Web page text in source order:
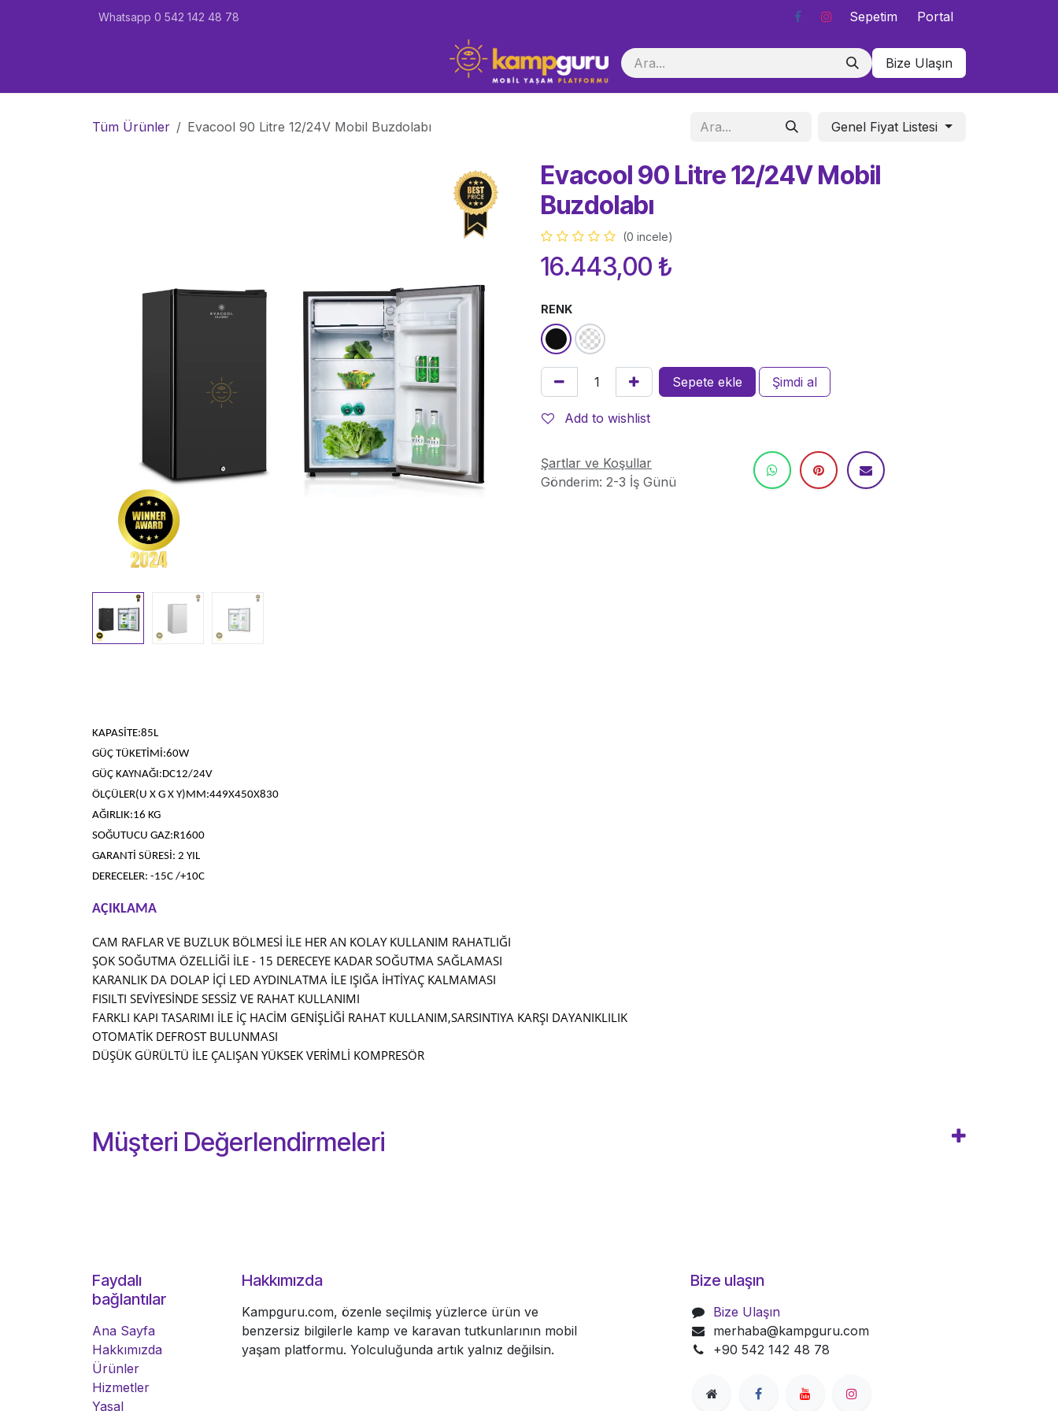
Whatsapp 0 542 142 48 78 Sepetim Portal
Bize Ulaşın
Tüm Ürünler Evacool 90 Litre 12/24V Mobil Buzdolabı Genel Fiyat Listesi
Evacool 90 Litre 12/24V Mobil
Buzdolabı
(0 incele)
16.443,00 ₺
RENK
Sepete ekle Şimdi al
Add to wishlist
Şartlar ve Koşullar
Gönderim: 2-3 İş Günü
KAPASİTE:85L
GÜÇ TÜKETİMİ:60W
GÜÇ KAYNAĞI:DC12/24V
ÖLÇÜLER(U X G X Y)MM:449X450X830
AĞIRLIK:16 KG
SOĞUTUCU GAZ:R1600
GARANTİ SÜRESİ: 2 YIL
DERECELER: -15C /+10C
AÇIKLAMA
CAM RAFLAR VE BUZLUK BÖLMESİ İLE HER AN KOLAY KULLANIM RAHATLIĞI
ŞOK SOĞUTMA ÖZELLİĞİ İLE - 15 DERECEYE KADAR SOĞUTMA SAĞLAMASI
KARANLIK DA DOLAP İÇİ LED AYDINLATMA İLE IŞIĞA İHTİYAÇ KALMAMASI
FISILTI SEVİYESİNDE SESSİZ VE RAHAT KULLANIMI
FARKLI KAPI TASARIMI İLE İÇ HACİM GENİŞLİĞİ RAHAT KULLANIM,SARSINTIYA KARŞI DAYANIKLILIK
OTOMATİK DEFROST BULUNMASI
DÜŞÜK GÜRÜLTÜ İLE ÇALIŞAN YÜKSEK VERİMLİ KOMPRESÖR
Müşteri Değerlendirmeleri
Faydalı
bağlantılar
Ana Sayfa
Hakkımızda
Ürünler
Hizmetler
Yasal
Hakkımızda
Kampguru.com, özenle seçilmiş yüzlerce ürün ve
benzersiz bilgilerle kamp ve karavan tutkunlarının mobil
yaşam platformu. Yolculuğunda artık yalnız değilsin.
Bize ulaşın
Bize Ulaşın
merhaba@kampguru.com
+90 542 142 48 78